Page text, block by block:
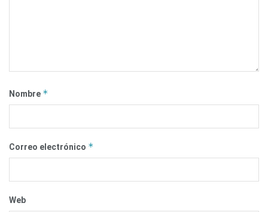
Nombre *
Correo electrónico *
Web